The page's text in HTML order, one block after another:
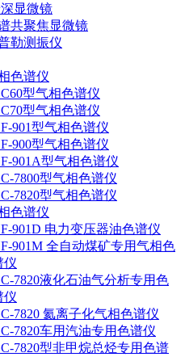
显微镜
共聚焦显微镜
勒测振仪
色谱仪
型气相色谱仪
型气相色谱仪
901型气相色谱仪
900型气相色谱仪
901A型气相色谱仪
7800型气相色谱仪
7820型气相色谱仪
色谱仪
901D 电力变压器油色谱仪
901M 全自动煤矿专用气相色
仪
7820液化石油气分析专用色
仪
7820 氦离子化气相色谱仪
7820车用汽油专用色谱仪
7820型非甲烷总烃专用色谱